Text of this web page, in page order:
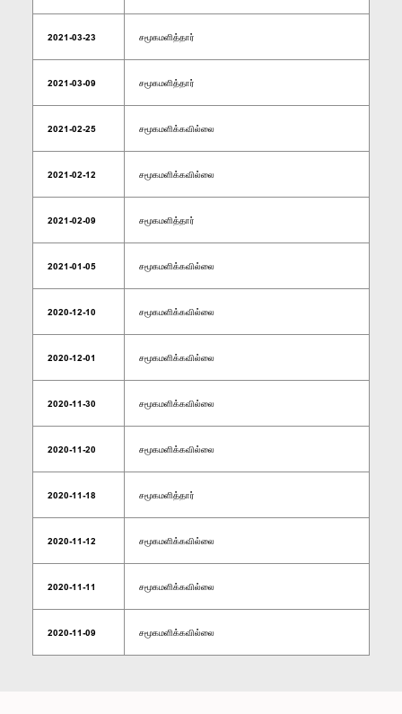
2021-03-23 சமூகமளித்தார்
2021-03-09 சமூகமளித்தார்
2021-02-25 சமூகமளிக்கவில்லை
2021-02-12 சமூகமளிக்கவில்லை
2021-02-09 சமூகமளித்தார்
2021-01-05 சமூகமளிக்கவில்லை
2020-12-10 சமூகமளிக்கவில்லை
2020-12-01 சமூகமளிக்கவில்லை
2020-11-30 சமூகமளிக்கவில்லை
2020-11-20 சமூகமளிக்கவில்லை
2020-11-18 சமூகமளித்தார்
2020-11-12 சமூகமளிக்கவில்லை
2020-11-11 சமூகமளிக்கவில்லை
2020-11-09 சமூகமளிக்கவில்லை